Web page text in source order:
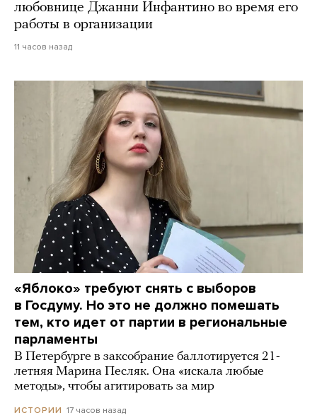
любовнице Джанни Инфантино во время его
работы в организации
11 часов назад
«Яблоко» требуют снять с выборов
в Госдуму. Но это не должно помешать
тем, кто идет от партии в региональные
парламенты
В Петербурге в заксобрание баллотируется 21-
летняя Марина Песляк. Она «искала любые
методы», чтобы агитировать за мир
ИСТОРИИ 17 часов назад